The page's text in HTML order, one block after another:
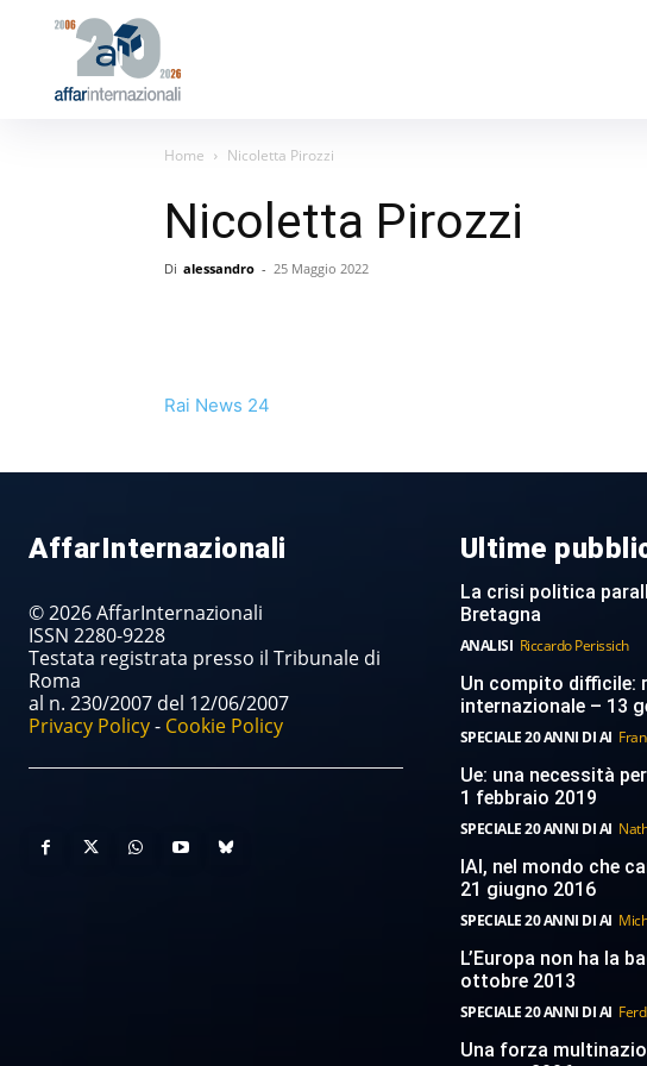
Home Nicoletta Pirozzi
Nicoletta Pirozzi
Di alessandro - 25 Maggio 2022
Rai News 24
AffarInternazionali
© 2026 AffarInternazionali
ISSN 2280-9228
Testata registrata presso il Tribunale di
Roma
al n. 230/2007 del 12/06/2007
Privacy Policy- Cookie Policy
Ultime
La crisi politica
Bretagna
ANALISI Riccardo Perissich
Un compito difficile:
internazionale – 13
SPECIALE 20 ANNI DI AI
Ue: una necessità
1 febbraio 2019
SPECIALE 20 ANNI DI AI
IAI, nel mondo che
21 giugno 2016
SPECIALE 20 ANNI DI AI
L’Europa non ha la
ottobre 2013
SPECIALE 20 ANNI DI AI
Una forza